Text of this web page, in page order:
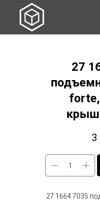
27
forte,
3
27 1664 7035